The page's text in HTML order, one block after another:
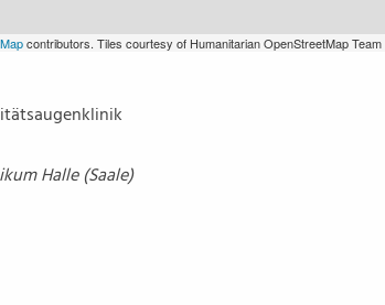
contributors. Tiles courtesy of Humanitarian OpenStreetMap Team
Halle (Saale)